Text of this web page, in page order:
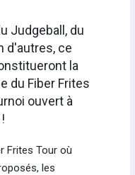
Judgeball, du
d'autres, ce
la
du Fiber Frites
ouvert à
Frites Tour où
les